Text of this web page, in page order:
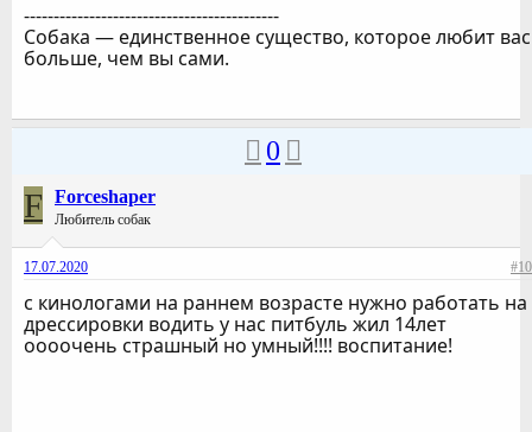
-------------------------------------------
Собака — единственное существо, которое любит вас
больше, чем вы сами.
0
F Forceshaper
Любитель собак
17.07.2020 #10
с кинологами на раннем возрасте нужно работать на
дрессировки водить у нас питбуль жил 14лет
оооочень страшный но умный!!!! воспитание!